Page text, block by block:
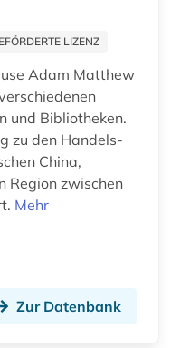
LIZENZ
Adam Matthew
und Bibliotheken.
zu den Handels-
China,
Region zwischen
Mehr
Zur Datenbank